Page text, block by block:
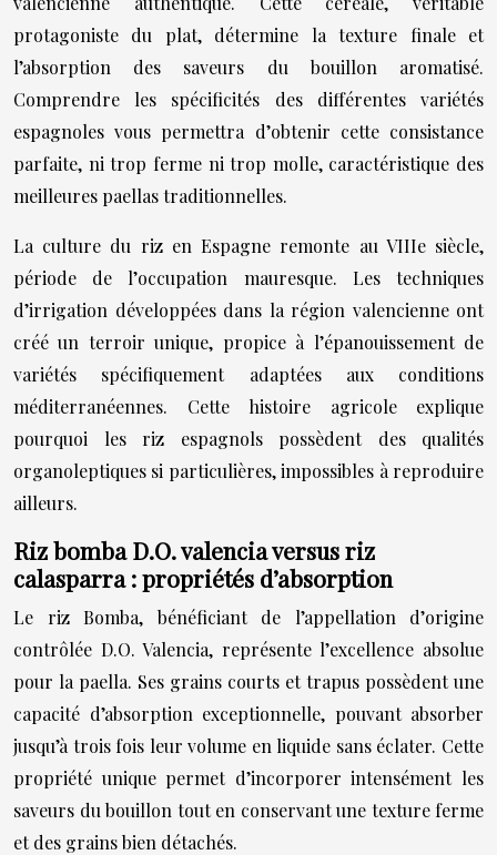
protagoniste du plat, détermine la texture finale et
l’absorption des saveurs du bouillon aromatisé.
Comprendre les spécificités des différentes variétés
espagnoles vous permettra d’obtenir cette consistance
parfaite, ni trop ferme ni trop molle, caractéristique des
meilleures paellas traditionnelles.
La culture du riz en Espagne remonte au VIIIe siècle,
période de l’occupation mauresque. Les techniques
d’irrigation développées dans la région valencienne ont
créé un terroir unique, propice à l’épanouissement de
variétés spécifiquement adaptées aux conditions
méditerranéennes. Cette histoire agricole explique
pourquoi les riz espagnols possèdent des qualités
organoleptiques si particulières, impossibles à reproduire
ailleurs.
Riz bomba D.O. valencia versus riz
calasparra : propriétés d’absorption
Le riz Bomba, bénéficiant de l’appellation d’origine
contrôlée D.O. Valencia, représente l’excellence absolue
pour la paella. Ses grains courts et trapus possèdent une
capacité d’absorption exceptionnelle, pouvant absorber
jusqu’à trois fois leur volume en liquide sans éclater. Cette
propriété unique permet d’incorporer intensément les
saveurs du bouillon tout en conservant une texture ferme
et des grains bien détachés.